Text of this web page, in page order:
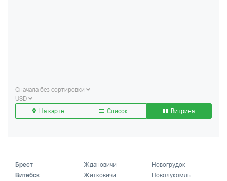
Сначала без сортировки
USD
На карте
Список Витрина
Брест
Витебск
Ждановичи
Житковичи
Новогрудок
Новолукомль